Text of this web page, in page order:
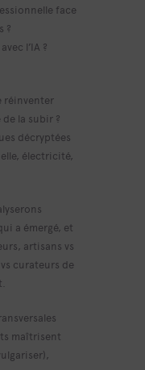
face
?
l’IA ?
réinventer
la subir ?
décryptées
électricité,
a émergé, et
artisans vs
curateurs de
maîtrisent